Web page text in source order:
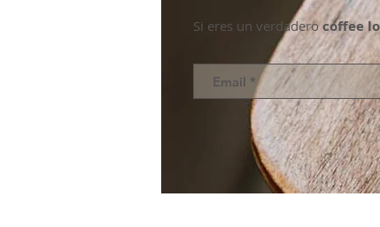
Si eres un verdaderocoffee